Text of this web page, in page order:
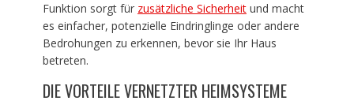
Funktion sorgt für zusätzliche Sicherheitund macht
es einfacher, potenzielle Eindringlinge oder andere
Bedrohungen zu erkennen, bevor sie Ihr Haus
betreten.
DIE VORTEILE VERNETZTER HEIMSYSTEME